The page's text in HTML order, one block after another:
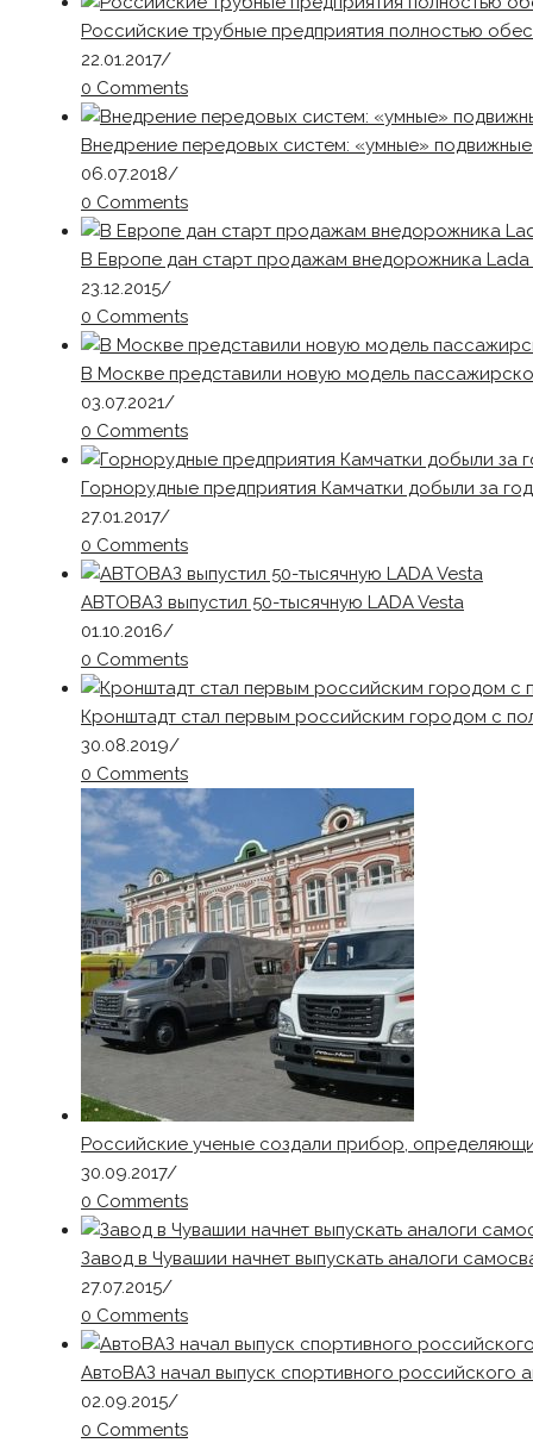
Российские трубные предприятия полностью
22.01.2017/
0 Comments
Внедрение передовых систем: «умные»
06.07.2018/
0 Comments
В Европе дан старт продажам внедорожника Lada
23.12.2015/
0 Comments
В Москве представили новую модель
03.07.2021/
0 Comments
Горнорудные предприятия Камчатки добыли за
27.01.2017/
0 Comments
АВТОВАЗ выпустил 50-тысячную LADA Vesta
01.10.2016/
0 Comments
Кронштадт стал первым российским городом с
30.08.2019/
0 Comments
Российские ученые создали прибор,
30.09.2017/
0 Comments
Завод в Чувашии начнет выпускать аналоги
27.07.2015/
0 Comments
АвтоВАЗ начал выпуск спортивного российского
02.09.2015/
0 Comments